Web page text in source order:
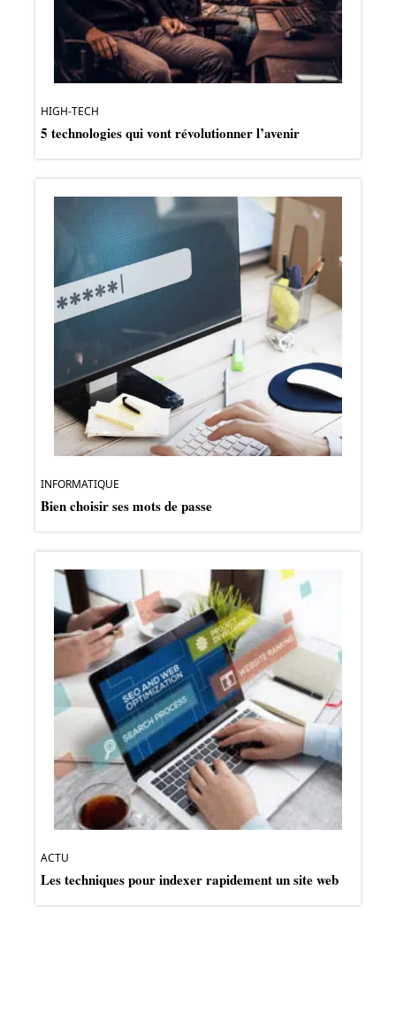
HIGH-TECH
5 technologies qui vont révolutionner l’avenir
INFORMATIQUE
Bien choisir ses mots de passe
ACTU
Les techniques pour indexer rapidement un site web